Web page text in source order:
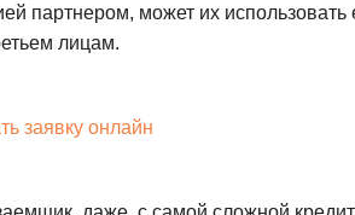
партнером, может их использовать
лицам.
заявку онлайн